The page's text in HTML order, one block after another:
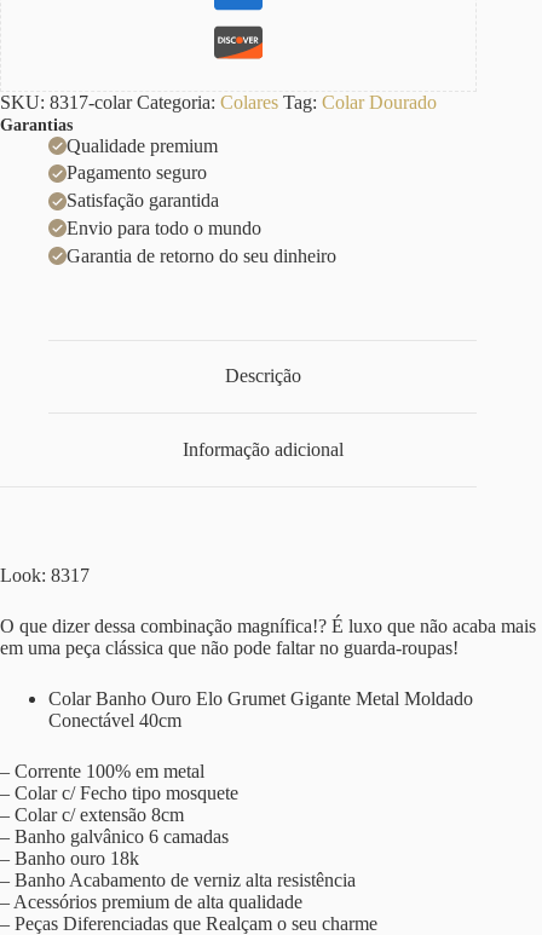
SKU: 8317-colar Categoria: Colares Tag: Colar Dourado
Garantias
Qualidade premium
Pagamento seguro
Satisfação garantida
Envio para todo o mundo
Garantia de retorno do seu dinheiro
Descrição
Informação adicional
Look: 8317
O que dizer dessa combinação magnífica!? É luxo que não acaba mais
em uma peça clássica que não pode faltar no guarda-roupas!
Colar Banho Ouro Elo Grumet Gigante Metal Moldado
Conectável 40cm
– Corrente 100% em metal
– Colar c/ Fecho tipo mosquete
– Colar c/ extensão 8cm
– Banho galvânico 6 camadas
– Banho ouro 18k
– Banho Acabamento de verniz alta resistência
– Acessórios premium de alta qualidade
– Peças Diferenciadas que Realçam o seu charme